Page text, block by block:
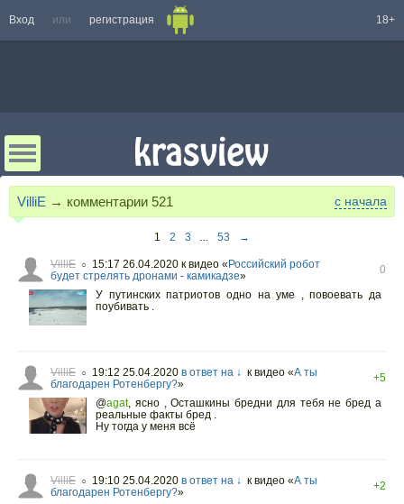
Вход или регистрация 18+
VilliE → комментарии 521 с начала
1 2 3 ... 53 →
VilliE ○ 15:17 26.04.2020 к видео « Российский робот
будет стрелять дронами - камикадзе»
0
У путинских патриотов одно на уме , повоевать да
поубивать .
VilliE ○ 19:12 25.04.2020 в ответ на ↓ к видео «А ты
благодарен Ротенбергу?»
+5
@agat, ясно , Осташкины бредни для тебя не бред а
реальные факты бред .
Ну тогда у меня всё
VilliE ○ 19:10 25.04.2020 в ответ на ↓ к видео «А ты
благодарен Ротенбергу?»
+2